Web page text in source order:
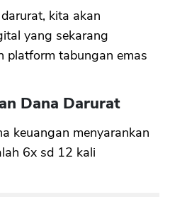
kita akan
yang sekarang
platform tabungan emas
Dana Darurat
keuangan menyarankan
6x sd 12 kali